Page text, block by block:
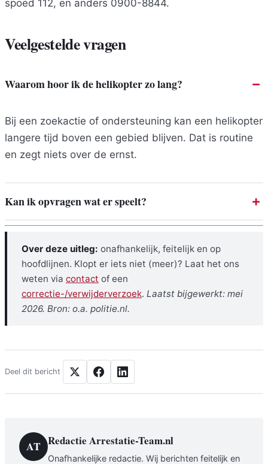
spoed 112, en anders 0900-8844.
Veelgestelde vragen
Waarom hoor ik de helikopter zo lang?
Bij een zoekactie of ondersteuning kan een helikopter
langere tijd boven een gebied blijven. Dat is routine
en zegt niets over de ernst.
Kan ik opvragen wat er speelt?
Over deze uitleg: onafhankelijk, feitelijk en op
hoofdlijnen. Klopt er iets niet (meer)? Laat het ons
weten via contact of een
correctie-/verwijderverzoek. Laatst bijgewerkt: mei
2026. Bron: o.a. politie.nl.
Deel dit bericht
AT Redactie Arrestatie-Team.nl
Onafhankelijke redactie. Wij berichten feitelijk en